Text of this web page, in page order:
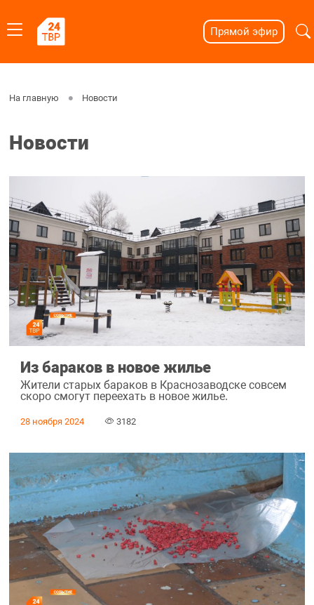
Прямой эфир
На главную Новости
Новости
Из бараков в новое жилье
Жители старых бараков в Краснозаводске совсем
скоро смогут переехать в новое жилье.
28 ноября 2024 3182